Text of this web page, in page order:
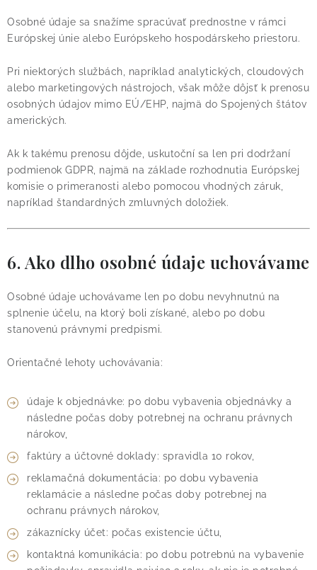
Osobné údaje sa snažíme spracúvať prednostne v rámci
Európskej únie alebo Európskeho hospodárskeho priestoru.
Pri niektorých službách, napríklad analytických, cloudových
alebo marketingových nástrojoch, však môže dôjsť k prenosu
osobných údajov mimo EÚ/EHP, najmä do Spojených štátov
amerických.
Ak k takému prenosu dôjde, uskutoční sa len pri dodržaní
podmienok GDPR, najmä na základe rozhodnutia Európskej
komisie o primeranosti alebo pomocou vhodných záruk,
napríklad štandardných zmluvných doložiek.
6. Ako dlho osobné údaje uchovávame
Osobné údaje uchovávame len po dobu nevyhnutnú na
splnenie účelu, na ktorý boli získané, alebo po dobu
stanovenú právnymi predpismi.
Orientačné lehoty uchovávania:
údaje k objednávke: po dobu vybavenia objednávky a
následne počas doby potrebnej na ochranu právnych
nárokov,
faktúry a účtovné doklady: spravidla 10 rokov,
reklamačná dokumentácia: po dobu vybavenia
reklamácie a následne počas doby potrebnej na
ochranu právnych nárokov,
zákaznícky účet: počas existencie účtu,
kontaktná komunikácia: po dobu potrebnú na vybavenie